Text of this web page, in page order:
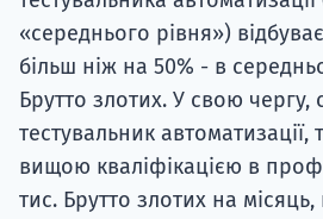
«середнього рівня»)
більш ніж на 50% - в
Брутто злотих. У свою чергу,
тестувальник
вищою кваліфікацією в
тис. Брутто злотих на